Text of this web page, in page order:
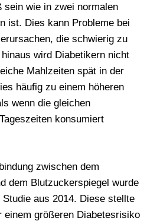
wie in zwei normalen
ist. Dies kann Probleme bei
die schwierig zu
wird Diabetikern nicht
Mahlzeiten spät in der
häufig zu einem höheren
wenn die gleichen
konsumiert
zwischen dem
dem Blutzuckerspiegel wurde
aus 2014. Diese stellte
einem größeren Diabetesrisiko